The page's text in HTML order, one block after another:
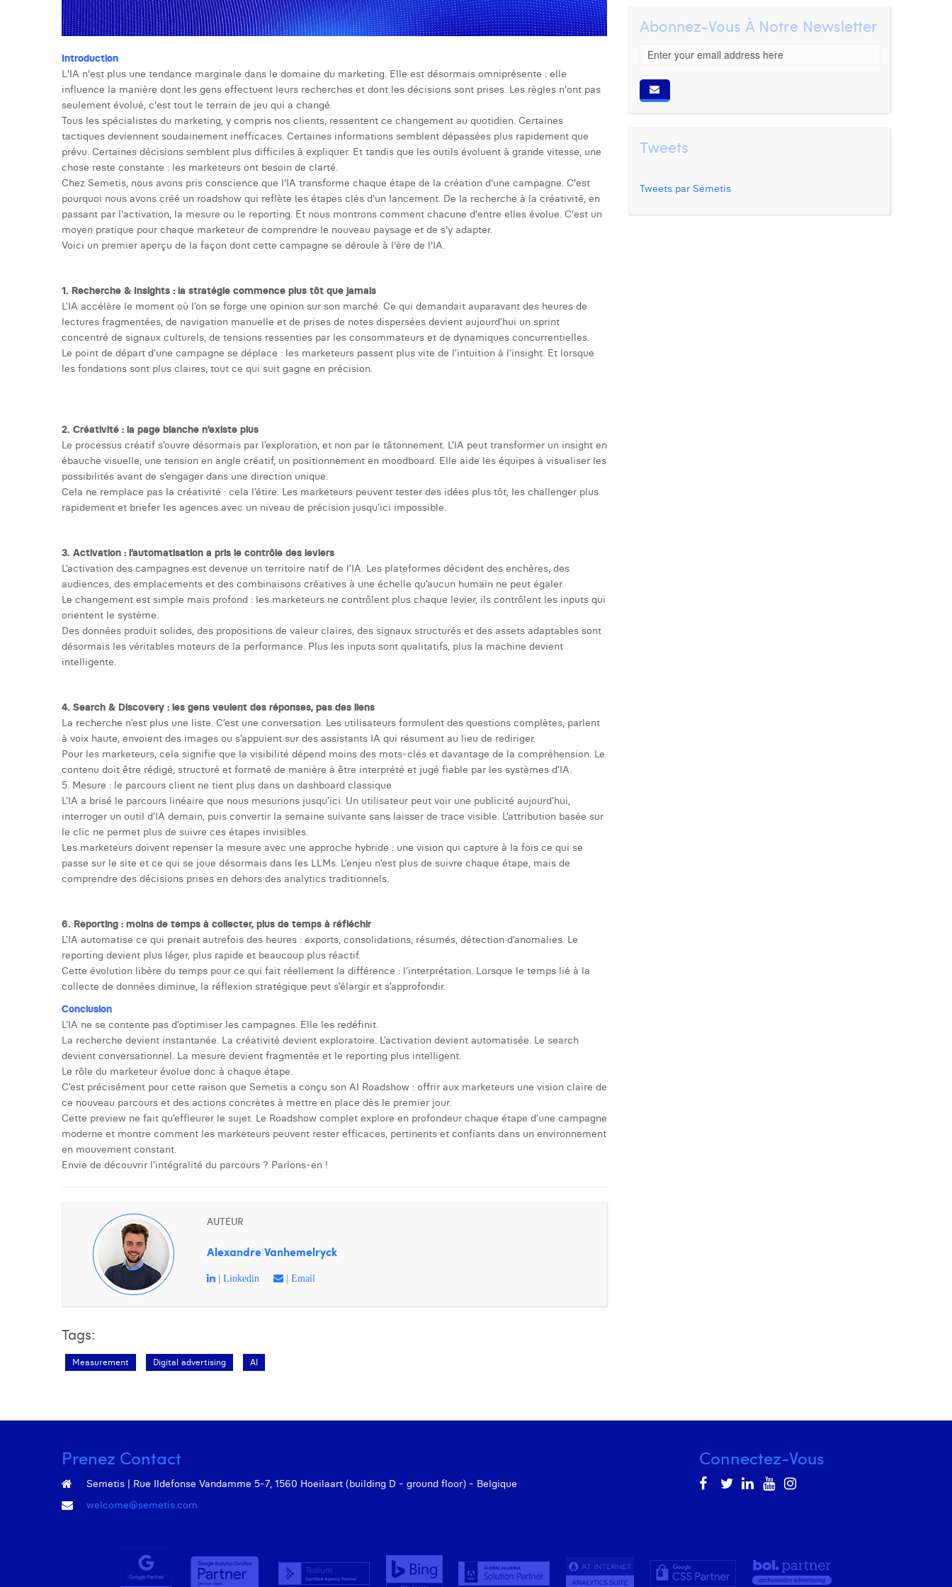
Introduction
L'IA n'est plus une tendance marginale dans le domaine du marketing. Elle est désormais omniprésente : elle
influence la manière dont les gens effectuent leurs recherches et dont les décisions sont prises. Les règles n'ont pas
seulement évolué, c'est tout le terrain de jeu qui a changé.
Tous les spécialistes du marketing, y compris nos clients, ressentent ce changement au quotidien. Certaines
tactiques deviennent soudainement inefficaces. Certaines informations semblent dépassées plus rapidement que
prévu. Certaines décisions semblent plus difficiles à expliquer. Et tandis que les outils évoluent à grande vitesse, une
chose reste constante : les marketeurs ont besoin de clarté.
Chez Semetis, nous avons pris conscience que l'IA transforme chaque étape de la création d'une campagne. C'est
pourquoi nous avons créé un roadshow qui reflète les étapes clés d'un lancement. De la recherche à la créativité, en
passant par l'activation, la mesure ou le reporting. Et nous montrons comment chacune d'entre elles évolue. C'est un
moyen pratique pour chaque marketeur de comprendre le nouveau paysage et de s'y adapter.
Voici un premier aperçu de la façon dont cette campagne se déroule à l'ère de l'IA.
1. Recherche & Insights : la stratégie commence plus tôt que jamais
L’IA accélère le moment où l’on se forge une opinion sur son marché. Ce qui demandait auparavant des heures de
lectures fragmentées, de navigation manuelle et de prises de notes dispersées devient aujourd’hui un sprint
concentré de signaux culturels, de tensions ressenties par les consommateurs et de dynamiques concurrentielles.
Le point de départ d’une campagne se déplace : les marketeurs passent plus vite de l’intuition à l’insight. Et lorsque
les fondations sont plus claires, tout ce qui suit gagne en précision.
2. Créativité : la page blanche n’existe plus
Le processus créatif s’ouvre désormais par l’exploration, et non par le tâtonnement. L’IA peut transformer un insight en
ébauche visuelle, une tension en angle créatif, un positionnement en moodboard. Elle aide les équipes à visualiser les
possibilités avant de s’engager dans une direction unique.
Cela ne remplace pas la créativité : cela l’étire. Les marketeurs peuvent tester des idées plus tôt, les challenger plus
rapidement et briefer les agences avec un niveau de précision jusqu’ici impossible.
3. Activation : l’automatisation a pris le contrôle des leviers
L’activation des campagnes est devenue un territoire natif de l’IA. Les plateformes décident des enchères, des
audiences, des emplacements et des combinaisons créatives à une échelle qu’aucun humain ne peut égaler.
Le changement est simple mais profond : les marketeurs ne contrôlent plus chaque levier, ils contrôlent les inputs qui
orientent le système.
Des données produit solides, des propositions de valeur claires, des signaux structurés et des assets adaptables sont
désormais les véritables moteurs de la performance. Plus les inputs sont qualitatifs, plus la machine devient
intelligente.
4. Search & Discovery : les gens veulent des réponses, pas des liens
La recherche n’est plus une liste. C’est une conversation. Les utilisateurs formulent des questions complètes, parlent
à voix haute, envoient des images ou s’appuient sur des assistants IA qui résument au lieu de rediriger.
Pour les marketeurs, cela signifie que la visibilité dépend moins des mots-clés et davantage de la compréhension. Le
contenu doit être rédigé, structuré et formaté de manière à être interprété et jugé fiable par les systèmes d’IA.
5. Mesure : le parcours client ne tient plus dans un dashboard classique
L’IA a brisé le parcours linéaire que nous mesurions jusqu’ici. Un utilisateur peut voir une publicité aujourd’hui,
interroger un outil d’IA demain, puis convertir la semaine suivante sans laisser de trace visible. L’attribution basée sur
le clic ne permet plus de suivre ces étapes invisibles.
Les marketeurs doivent repenser la mesure avec une approche hybride : une vision qui capture à la fois ce qui se
passe sur le site et ce qui se joue désormais dans les LLMs. L’enjeu n’est plus de suivre chaque étape, mais de
comprendre des décisions prises en dehors des analytics traditionnels.
6. Reporting : moins de temps à collecter, plus de temps à réfléchir
L’IA automatise ce qui prenait autrefois des heures : exports, consolidations, résumés, détection d’anomalies. Le
reporting devient plus léger, plus rapide et beaucoup plus réactif.
Cette évolution libère du temps pour ce qui fait réellement la différence : l’interprétation. Lorsque le temps lié à la
collecte de données diminue, la réflexion stratégique peut s’élargir et s’approfondir.
Conclusion
L’IA ne se contente pas d’optimiser les campagnes. Elle les redéfinit.
La recherche devient instantanée. La créativité devient exploratoire. L’activation devient automatisée. Le search
devient conversationnel. La mesure devient fragmentée et le reporting plus intelligent.
Le rôle du marketeur évolue donc à chaque étape.
C’est précisément pour cette raison que Semetis a conçu son AI Roadshow : offrir aux marketeurs une vision claire de
ce nouveau parcours et des actions concrètes à mettre en place dès le premier jour.
Cette preview ne fait qu’effleurer le sujet. Le Roadshow complet explore en profondeur chaque étape d’une campagne
moderne et montre comment les marketeurs peuvent rester efficaces, pertinents et confiants dans un environnement
en mouvement constant.
Envie de découvrir l’intégralité du parcours ? Parlons-en !
AUTEUR
Alexandre Vanhemelryck
| Linkedin | Email
Tags:
Measurement Digital advertising AI
Abonnez-Vous À Notre Newsletter
Tweets
Tweets par Semetis
Prenez Contact
Semetis | Rue Ildefonse Vandamme 5-7, 1560 Hoeilaart (building D - ground floor) - Belgique
welcome@semetis.com
Connectez-Vous